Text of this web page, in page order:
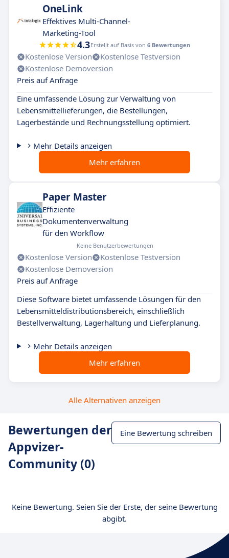
OneLink
Effektives Multi-Channel-
Marketing-Tool
4.3Erstellt auf Basis von 6 Bewertungen
Kostenlose Version
Kostenlose Testversion
Kostenlose Demoversion
Preis auf Anfrage
Eine umfassende Lösung zur Verwaltung von
Lebensmittellieferungen, die Bestellungen,
Lagerbestände und Rechnungsstellung optimiert.
Mehr Details anzeigen
Mehr erfahren
Paper Master
Effiziente
Dokumentenverwaltung
für den Workflow
Keine Benutzerbewertungen
Kostenlose Version
Kostenlose Testversion
Kostenlose Demoversion
Preis auf Anfrage
Diese Software bietet umfassende Lösungen für den
Lebensmitteldistributionsbereich, einschließlich
Bestellverwaltung, Lagerhaltung und Lieferplanung.
Mehr Details anzeigen
Mehr erfahren
Alle Alternativen anzeigen
Bewertungen der
Appvizer-
Community (0)
Eine Bewertung schreiben
Keine Bewertung. Seien Sie der Erste, der seine Bewertung
abgibt.